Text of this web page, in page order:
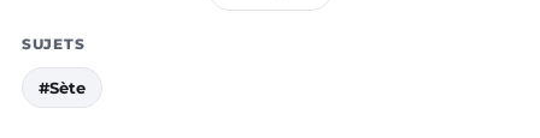
SUJETS
#Sète